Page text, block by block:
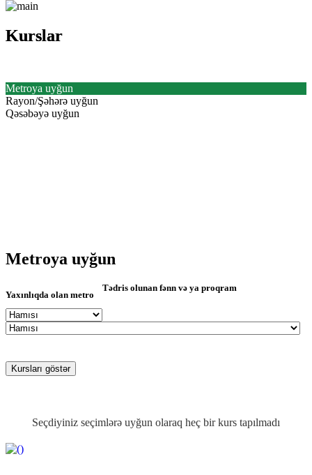
Kurslar
Kurslar
Metroya uyğun
Rayon/Şəhərə uyğun
Qəsəbəyə uyğun
Metroya uyğun
Yaxınlıqda olan metro
Tədris olunan fənn və ya proqram
Seçdiyiniz seçimlərə uyğun olaraq heç bir kurs tapılmadı